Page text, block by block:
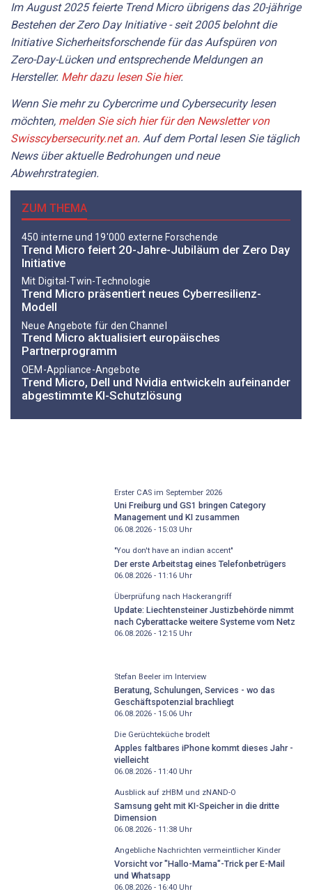
Im August 2025 feierte Trend Micro übrigens das 20-jährige
Bestehen der Zero Day Initiative - seit 2005 belohnt die
Initiative Sicherheitsforschende für das Aufspüren von
Zero-Day-Lücken und entsprechende Meldungen an
Hersteller. Mehr dazu lesen Sie hier.
Wenn Sie mehr zu Cybercrime und Cybersecurity lesen
möchten, melden Sie sich hier für den Newsletter von
Swisscybersecurity.net an. Auf dem Portal lesen Sie täglich
News über aktuelle Bedrohungen und neue
Abwehrstrategien.
ZUM THEMA
450 interne und 19'000 externe Forschende
Trend Micro feiert 20-Jahre-Jubiläum der Zero Day
Initiative
Mit Digital-Twin-Technologie
Trend Micro präsentiert neues Cyberresilienz-
Modell
Neue Angebote für den Channel
Trend Micro aktualisiert europäisches
Partnerprogramm
OEM-Appliance-Angebote
Trend Micro, Dell und Nvidia entwickeln aufeinander
abgestimmte KI-Schutzlösung
Erster CAS im September 2026
Uni Freiburg und GS1 bringen Category
Management und KI zusammen
06.08.2026 - 15:03Uhr
"You don't have an indian accent"
Der erste Arbeitstag eines Telefonbetrügers
06.08.2026 - 11:16Uhr
Überprüfung nach Hackerangriff
Update: Liechtensteiner Justizbehörde nimmt
nach Cyberattacke weitere Systeme vom Netz
06.08.2026 - 12:15Uhr
Stefan Beeler im Interview
Beratung, Schulungen, Services - wo das
Geschäftspotenzial brachliegt
06.08.2026 - 15:06Uhr
Die Gerüchteküche brodelt
Apples faltbares iPhone kommt dieses Jahr -
vielleicht
06.08.2026 - 11:40Uhr
Ausblick auf zHBM und zNAND-O
Samsung geht mit KI-Speicher in die dritte
Dimension
06.08.2026 - 11:38Uhr
Angebliche Nachrichten vermeintlicher Kinder
Vorsicht vor "Hallo-Mama"-Trick per E-Mail
und Whatsapp
06.08.2026 - 16:40Uhr